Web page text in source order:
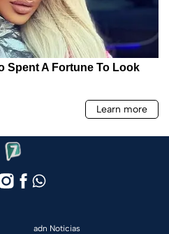
adn Noticias